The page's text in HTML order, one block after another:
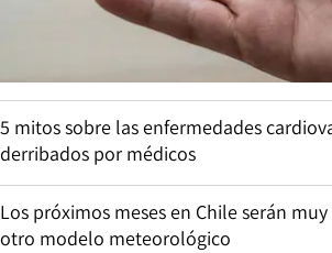
5 mitos sobre las enfermedades
derribados por médicos
Los próximos meses en Chile serán
otro modelo meteorológico